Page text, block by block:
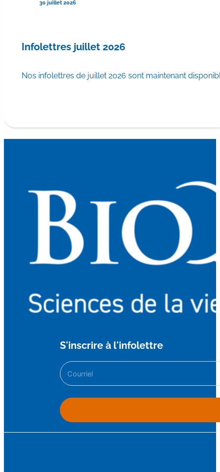
30 juillet 2026
Infolettres juillet 2026
Nos infolettres de juillet 2026 sont maintenant
S'inscrire à l'infolettre